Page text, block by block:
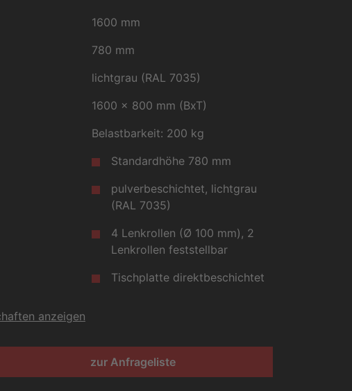
1600 mm
780 mm
lichtgrau (RAL 7035)
1600 x 800 mm (BxT)
Belastbarkeit: 200 kg
Standardhöhe 780 mm
pulverbeschichtet, lichtgrau
(RAL 7035)
4 Lenkrollen (Ø 100 mm), 2
Lenkrollen feststellbar
Tischplatte direktbeschichtet
anzeigen
zur Anfrageliste